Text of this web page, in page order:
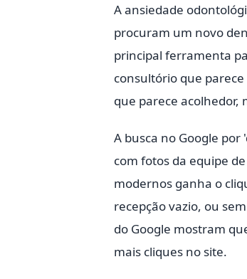
A ansiedade
procuram um novo
principal ferramenta
consultório que
que parece acolhedor,
A busca no Google
com fotos da equipe
modernos ganha o
recepção vazio, ou
do Google mostram
mais cliques no site.